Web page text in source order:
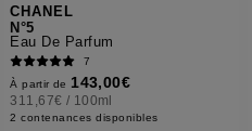
CHANEL
N°5
Eau De Parfum
7
À partir de 143,00€
311,67€ / 100ml
2 contenances disponibles